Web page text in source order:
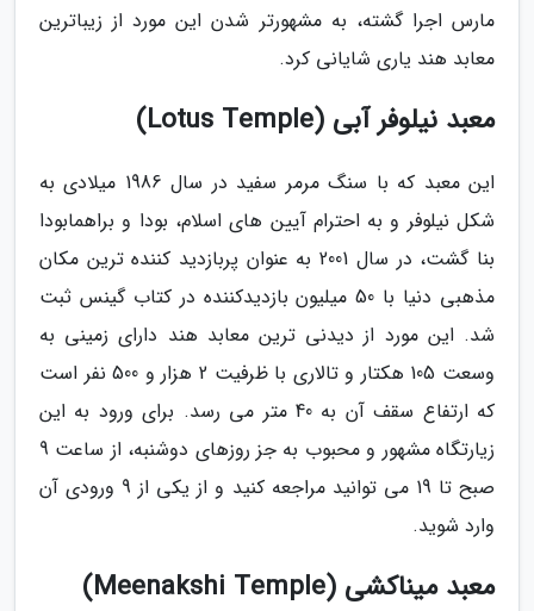
مارس اجرا گشته، به مشهورتر شدن این مورد از زیباترین
معابد هند یاری شایانی کرد.
معبد نیلوفر آبی (Lotus Temple)
این معبد که با سنگ مرمر سفید در سال 1986 میلادی به
شکل نیلوفر و به احترام آیین های اسلام، بودا و براهمابودا
بنا گشت، در سال 2001 به عنوان پربازدید کننده ترین مکان
مذهبی دنیا با 50 میلیون بازدیدکننده در کتاب گینس ثبت
شد. این مورد از دیدنی ترین معابد هند دارای زمینی به
وسعت 105 هکتار و تالاری با ظرفیت 2 هزار و 500 نفر است
که ارتفاع سقف آن به 40 متر می رسد. برای ورود به این
زیارتگاه مشهور و محبوب به جز روزهای دوشنبه، از ساعت 9
صبح تا 19 می توانید مراجعه کنید و از یکی از 9 ورودی آن
وارد شوید.
معبد میناکشی (Meenakshi Temple)